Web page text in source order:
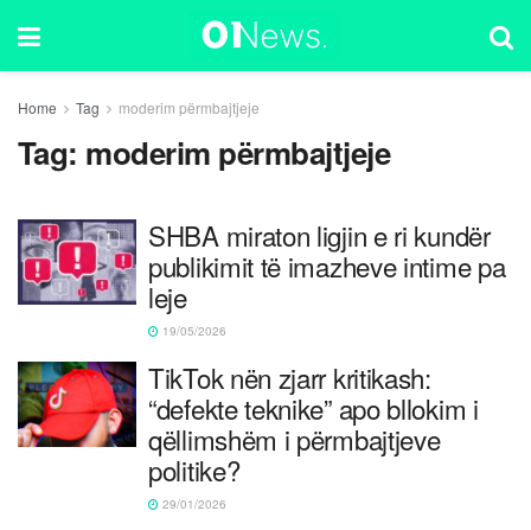
Home Tag moderim përmbajtjeje
Tag: moderim përmbajtjeje
SHBA miraton ligjin e ri kundër
publikimit të imazheve intime pa
leje
19/05/2026
TikTok nën zjarr kritikash:
“defekte teknike” apo bllokim i
qëllimshëm i përmbajtjeve
politike?
29/01/2026